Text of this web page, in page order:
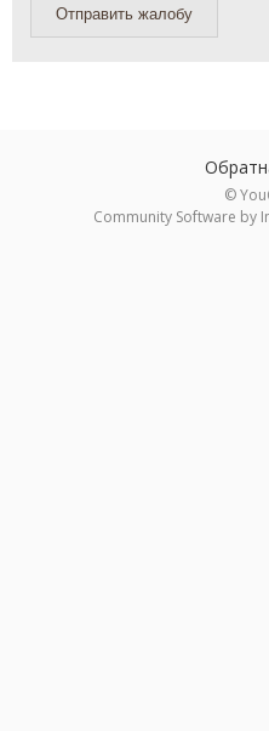
Отправить жалобу
©
Community Software by